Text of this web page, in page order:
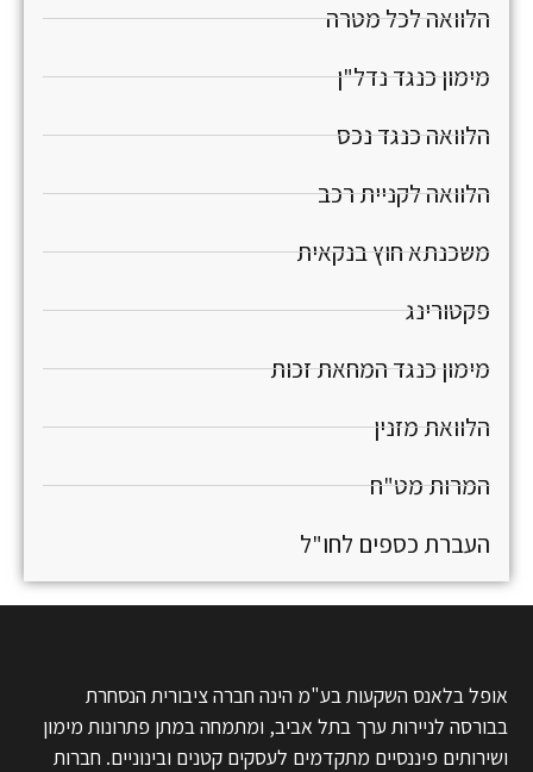
הלוואה לכל מטרה
מימון כנגד נדל"ן
הלוואה כנגד נכס
הלוואה לקניית רכב
משכנתא חוץ בנקאית
פקטורינג
מימון כנגד המחאת זכות
הלוואת מזנין
המרות מט"ח
העברת כספים לחו"ל
אופל בלאנס השקעות בע"מ הינה חברה ציבורית הנסחרת
בבורסה לניירות ערך בתל אביב, ומתמחה במתן פתרונות מימון
ושירותים פיננסיים מתקדמים לעסקים קטנים ובינוניים. חברות